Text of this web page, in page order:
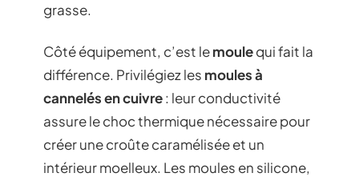
grasse.
Côté équipement, c’est lemoulequi fait la
différence. Privilégiez les moules à
cannelés en cuivre: leur conductivité
assure le choc thermique nécessaire pour
créer une croûte caramélisée et un
intérieur moelleux. Les moules en silicone,